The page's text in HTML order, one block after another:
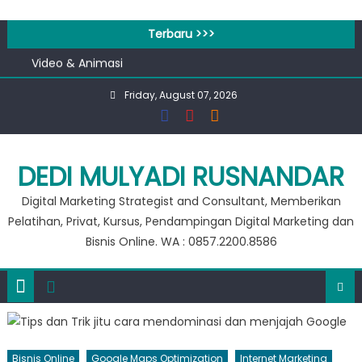
content
Terbaru >>>
100 Tools AI Image to Animation Terbaik untuk Konten
Video & Animasi
Apa bedanya kata pengantar pendahuluan dan prakata
Banjir 20 Ribu, Peluang Usaha Murah Modal 20 Ribu !!
Private Google for Business
100 Tools AI Image to Animation Terbaik untuk Konten
Video & Animasi
Friday, August 07, 2026
DEDI MULYADI RUSNANDAR
Digital Marketing Strategist and Consultant, Memberikan
Pelatihan, Privat, Kursus, Pendampingan Digital Marketing dan
Bisnis Online. WA : 0857.2200.8586
Bisnis Online Google Maps Optimization
Internet Marketing